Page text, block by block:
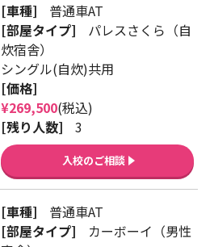
[車種]
普通車AT
[部屋タイプ]
パレスさくら（自
炊宿舎）
シングル(自炊)共用
[価格]
¥269,500(税込)
[残り人数]
3
入校のご相談
[車種]
普通車AT
[部屋タイプ]
カーボーイ（男性